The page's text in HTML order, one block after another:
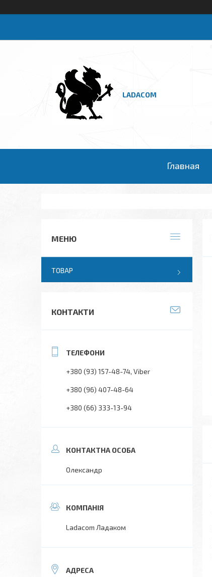
LADACOM
Главная
ТОВАР
КОНТАКТИ
+380 (93) 157-48-74 Viber
+380 (96) 407-48-64
+380 (66) 333-13-94
Олександр
Ladacom Ладаком